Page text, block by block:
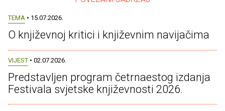
TEMA • 15.07.2026.
O književnoj kritici i književnim navijačima
VIJEST • 02.07.2026.
Predstavljen program četrnaestog izdanja
Festivala svjetske književnosti 2026.